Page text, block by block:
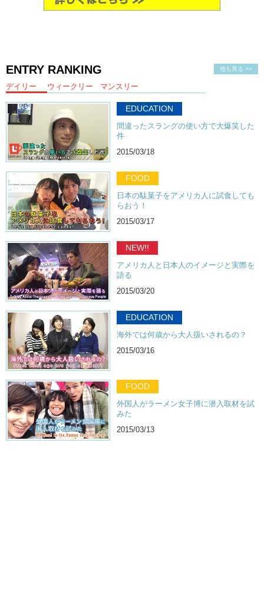
他も見る >>
ENTRY RANKING
デイリー ウィークリー マンスリー
EDUCATION
間違ったスラングの使い方で大爆笑した
件
2015/03/18
FOOD
日本の駄菓子をアメリカ人に試食しても
らおう！
2015/03/17
NEW!!
アメリカ人と日本人のイメージと実際を
語る
2015/03/20
EDUCATION
海外では何歳から大人扱いされるの？
2015/03/16
FOOD
外国人がラーメン女子博に潜入取材を試
みた
2015/03/13